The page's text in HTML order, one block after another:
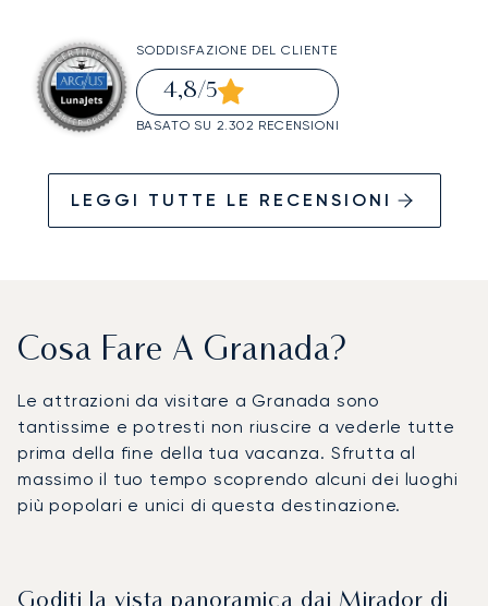
SODDISFAZIONE DEL CLIENTE
4,8/5
BASATO SU 2.302 RECENSIONI
LEGGI TUTTE LE RECENSIONI
Cosa Fare A Granada?
Le attrazioni da visitare a Granada sono
tantissime e potresti non riuscire a vederle tutte
prima della fine della tua vacanza. Sfrutta al
massimo il tuo tempo scoprendo alcuni dei luoghi
più popolari e unici di questa destinazione.
Goditi la vista panoramica dai Mirador di